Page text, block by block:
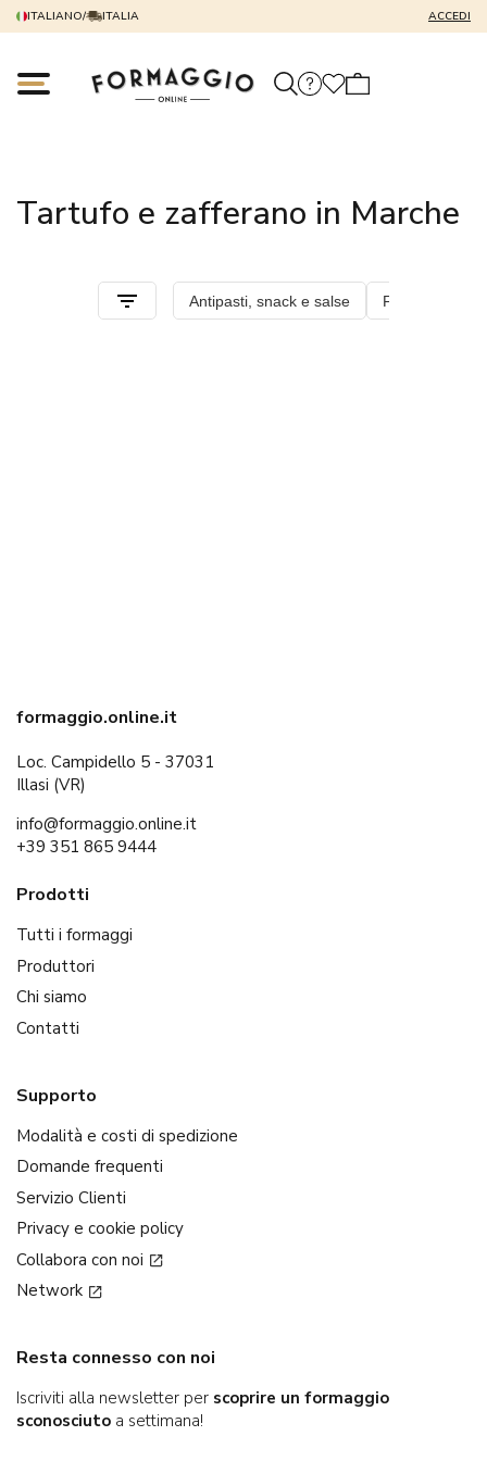
ITALIANO/ ITALIA ACCEDI
Tartufo e zafferano in Marche
formaggio.online.it
Loc. Campidello 5 - 37031
Illasi (VR)
info@formaggio.online.it
+39 351 865 9444
Prodotti
Tutti i formaggi
Produttori
Chi siamo
Contatti
Supporto
Modalità e costi di spedizione
Domande frequenti
Servizio Clienti
Privacy e cookie policy
Collabora con noi
Network
Resta connesso con noi
Iscriviti alla newsletter per scoprire un formaggio
sconosciuto a settimana!